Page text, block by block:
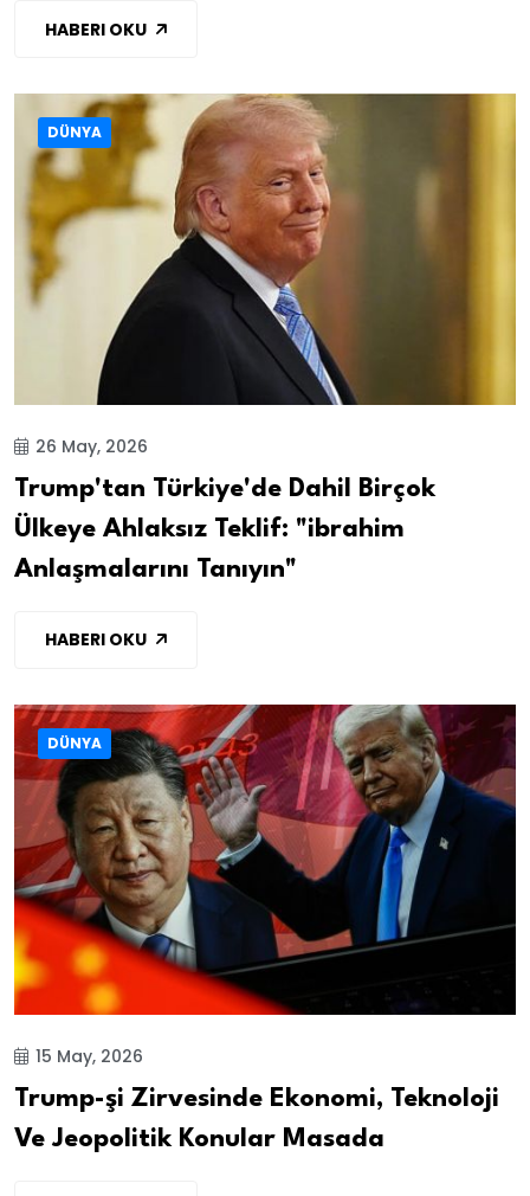
HABERI OKU
DÜNYA
26 May, 2026
Trump'tan Türkiye'de Dahil Birçok
Ülkeye Ahlaksız Teklif: "ibrahim
Anlaşmalarını Tanıyın"
HABERI OKU
DÜNYA
15 May, 2026
Trump-şi Zirvesinde Ekonomi, Teknoloji
Ve Jeopolitik Konular Masada